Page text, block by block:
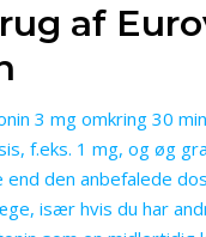
af
3 mg omkring 30
f.eks. 1 mg, og øg
den anbefalede
især hvis du har